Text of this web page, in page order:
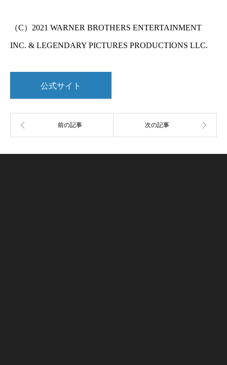
（C）2021 WARNER BROTHERS ENTERTAINMENT
INC. & LEGENDARY PICTURES PRODUCTIONS LLC.
公式サイト